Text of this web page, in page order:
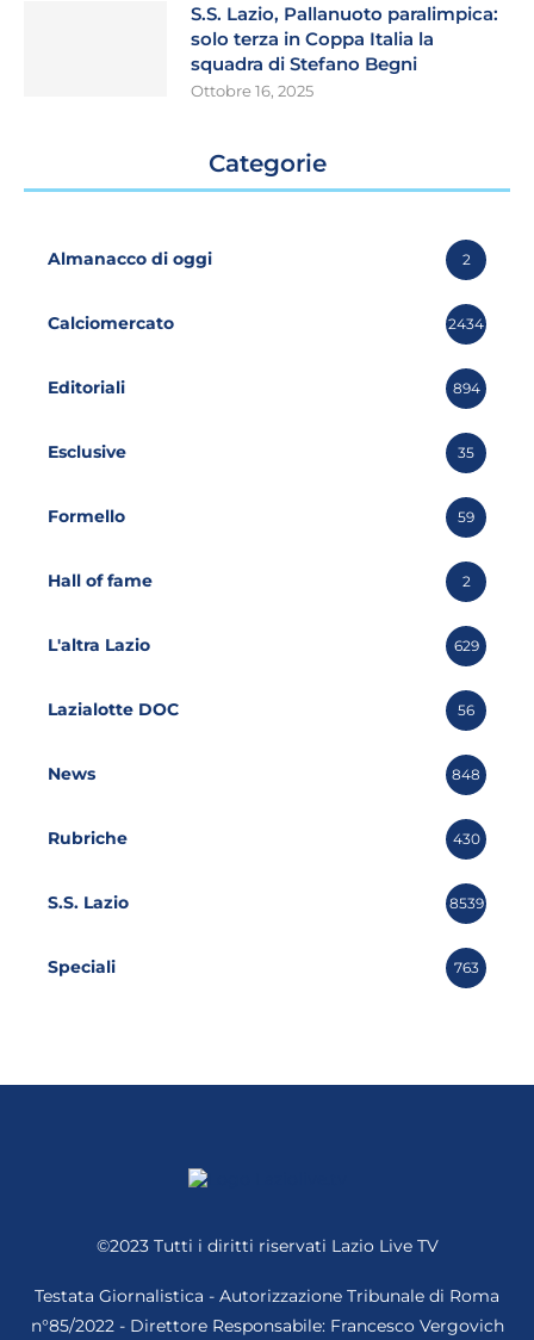
S.S. Lazio, Pallanuoto paralimpica:
solo terza in Coppa Italia la
squadra di Stefano Begni
Ottobre 16, 2025
Categorie
Almanacco di oggi 2
Calciomercato 2434
Editoriali 894
Esclusive 35
Formello 59
Hall of fame 2
L'altra Lazio 629
Lazialotte DOC 56
News 848
Rubriche 430
S.S. Lazio 8539
Speciali 763
©2023 Tutti i diritti riservati Lazio Live TV
Testata Giornalistica - Autorizzazione Tribunale di Roma
n°85/2022 - Direttore Responsabile: Francesco Vergovich